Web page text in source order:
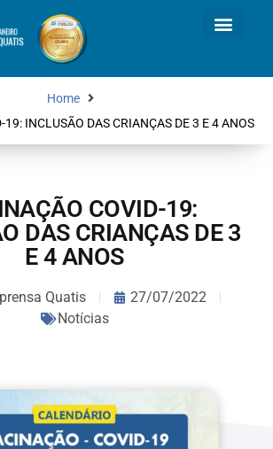
Home
INCLUSÃO DAS CRIANÇAS DE 3 E 4 ANOS
COVID-19:
DAS CRIANÇAS DE 3
E 4 ANOS
Quatis
27/07/2022
Notícias